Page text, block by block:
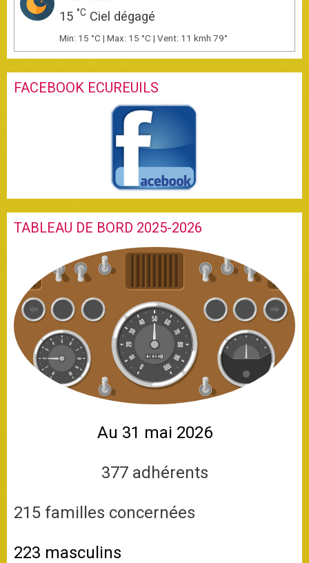
15 °C Ciel dégagé
Min: 15 °C | Max: 15 °C | Vent: 11 kmh 79°
FACEBOOK ECUREUILS
TABLEAU DE BORD 2025-2026
Au 31 mai 2026
377 adhérents
215 familles concernées
223 masculins